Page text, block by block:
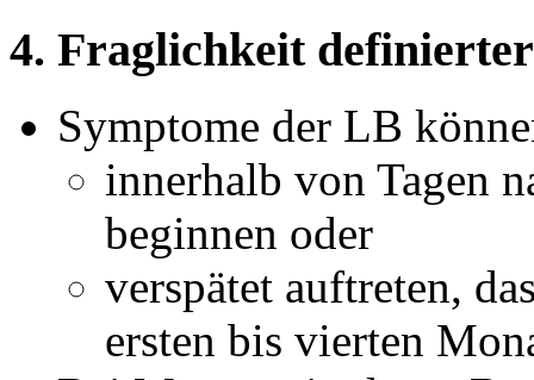
4. Fraglichkeit
Symptome der LB
innerhalb von Tagen
beginnen oder
verspätet auftreten,
ersten bis vierten